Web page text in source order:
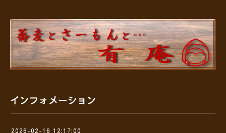
インフォメーション
2026-02-16 12:17:00